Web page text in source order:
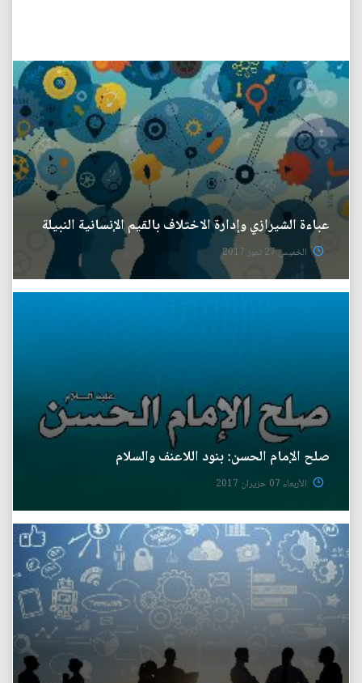
عباءة الشيرازي وإدارة الاختلاف بالقيم الإنسانية النبيلة
الخميس 27 تموز 2017
صلح الإمام الحسن: بنود اللاعنف والسلام
الأربعاء 07 حزيران 2017